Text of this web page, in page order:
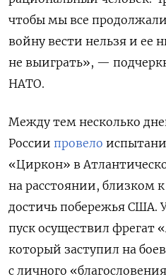
чтобы мы все
войну вести нельзя и ее
не выиграть», —
НАТО.
Между тем несколько
России провело
«Циркон» в
на расстоянии, близком
достичь побережья США.
пуск осуществил фрегат
который заступил на
с личного